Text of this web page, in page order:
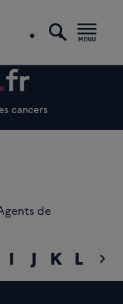
cancers
de
chevron_right
I J K L M